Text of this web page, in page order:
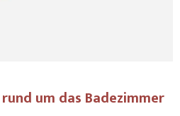
um das Badezimmer